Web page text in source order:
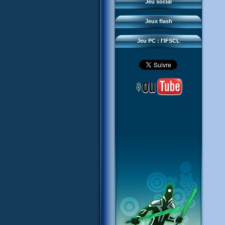
Jeu social
Jeux flash
Sector 2 Escape
Jeu PC : l'IFSCL
Téléchargements
Réseau IFSCL